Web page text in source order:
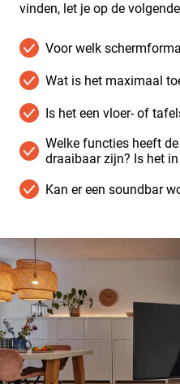
vinden, let je op de
Voor welk
Wat is het maximaal
Is het een vloer- of
Welke functies heeft
draaibaar zijn? Is het
Kan er een soundbar